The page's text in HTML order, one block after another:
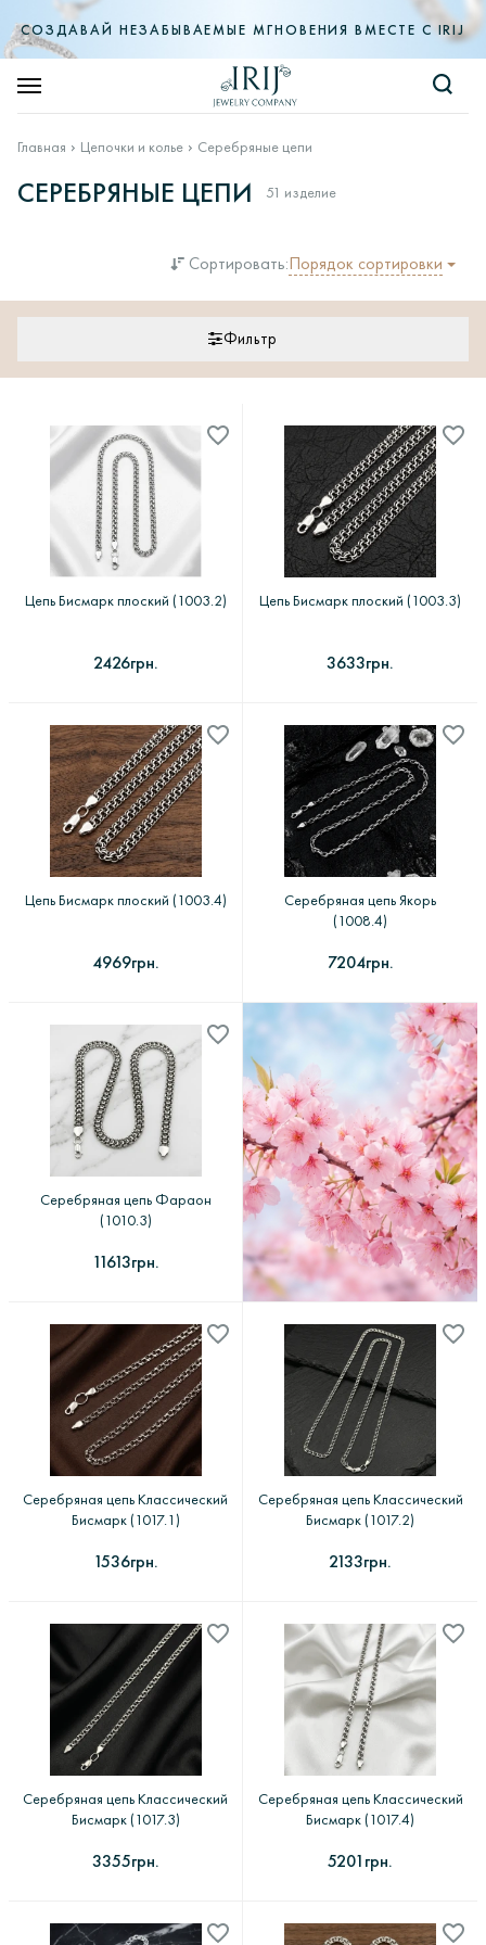
СОЗДАВАЙ НЕЗАБЫВАЕМЫЕ МГНОВЕНИЯ ВМЕСТЕ С IRIJ
Главная Цепочки и колье Серебряные цепи
СЕРЕБРЯНЫЕ ЦЕПИ 51 изделие
Сортировать:Порядок сортировки
Фильтр
Металл
Тематика
Все фильтры
Цепь Бисмарк плоский (1003.2)
2426грн.
Цепь Бисмарк плоский (1003.3)
3633грн.
Цепь Бисмарк плоский (1003.4)
4969грн.
Серебряная цепь Якорь
(1008.4)
7204грн.
Серебряная цепь Фараон
(1010.3)
11613грн.
Серебряная цепь Классический
Бисмарк (1017.1)
1536грн.
Серебряная цепь Классический
Бисмарк (1017.2)
2133грн.
Серебряная цепь Классический
Бисмарк (1017.3)
3355грн.
Серебряная цепь Классический
Бисмарк (1017.4)
5201грн.